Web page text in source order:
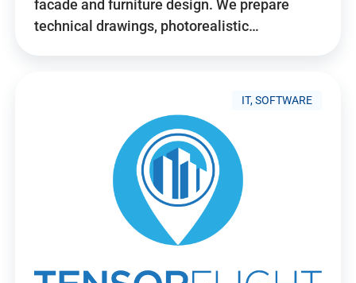
facade and furniture design. We prepare
technical drawings, photorealistic…
IT, SOFTWARE